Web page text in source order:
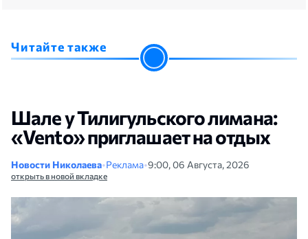
Читайте также
Шале у Тилигульского лимана:
«Vento» приглашает на отдых
Новости Николаева•Реклама•9:00, 06 Августа, 2026
открыть в новой вкладке